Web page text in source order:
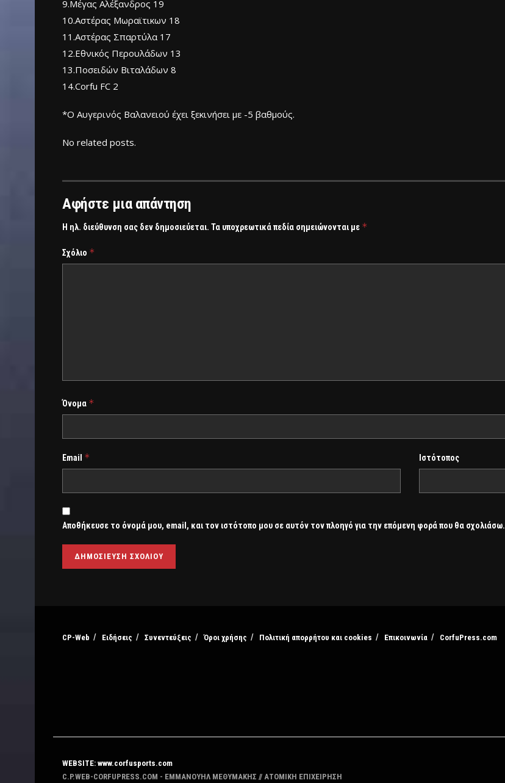
9.Μέγας Αλέξανδρος 19
10.Αστέρας Μωραϊτικων 18
11.Αστέρας Σπαρτύλα 17
12.Εθνικός Περουλάδων 13
13.Ποσειδών Βιταλάδων 8
14.Corfu FC 2
*Ο Αυγερινός Βαλανειού έχει ξεκινήσει με -5 βαθμούς.
No related posts.
Αφήστε μια απάντηση
Η ηλ. διεύθυνση σας δεν δημοσιεύεται. Τα υποχρεωτικά πεδία σημειώνονται με *
Σχόλιο *
Όνομα *
Email * Ιστότοπος
Αποθήκευσε το όνομά μου, email, και τον ιστότοπο μου σε αυτόν τον πλοηγό για την επόμενη φορά που θα σχολιάσω.
CP-Web Ειδήσεις Συνεντεύξεις Όροι χρήσης Πολιτική απορρήτου και cookies Επικοινωνία CorfuPress.com
WEBSITE: www.corfusports.com
C.P.WEB-CORFUPRESS.COM - ΕΜΜΑΝΟΥΗΛ ΜΕΘΥΜΑΚΗΣ // ΑΤΟΜΙΚΗ ΕΠΙΧΕΙΡΗΣΗ